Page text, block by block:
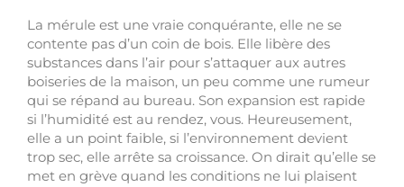
La mérule est une vraie conquérante, elle ne se
contente pas d’un coin de bois. Elle libère des
substances dans l’air pour s’attaquer aux autres
boiseries de la maison, un peu comme une rumeur
qui se répand au bureau. Son expansion est rapide
si l’humidité est au rendez, vous. Heureusement,
elle a un point faible, si l’environnement devient
trop sec, elle arrête sa croissance. On dirait qu’elle se
met en grève quand les conditions ne lui plaisent